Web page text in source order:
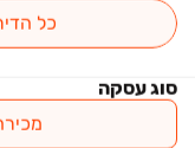
כל
סוג עסקה
ראשי נדל״ן למכירה
רמלה